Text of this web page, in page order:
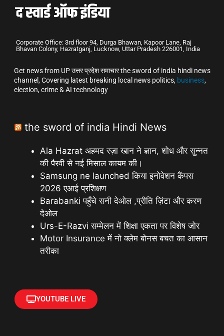
Corporate Office: 3rd floor 94, Durga Bhawan, Kapoor Lane, Raj
Bhavan Colony, Hazratganj, Lucknow, Uttar Pradesh 226001, India
Get news from UP उत्तर प्रदेश समाचार the sword of india hindi news
channel, Covering latest breaking local news politics, business,
election, crime & AI technology
the sword of india Hindi News
Ala Hazrat अहमद रज़ा खान ने ज्ञान, शोध और सुन्नत
की पैरवी से नई मिसाल कायम की।
Samsung ne launched किया इनोवेशन कैंपस
2026 एआई प्रशिक्षण
Barabanki पहुँचे सनी देओल ,प्रीति ज़िंटा और करण
देओल
Urs-E-Razvi सम्मेलन में शिक्षा एकता पर विशेष जोर
Motor Insurance में नो क्लेम बोनस बचत का आसान
तरीका
YOUTUBE LIVE